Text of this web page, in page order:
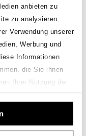
anbieten zu
zu analysieren.
Verwendung unserer
Werbung und
Informationen
die Sie ihnen
Ihrer Nutzung der